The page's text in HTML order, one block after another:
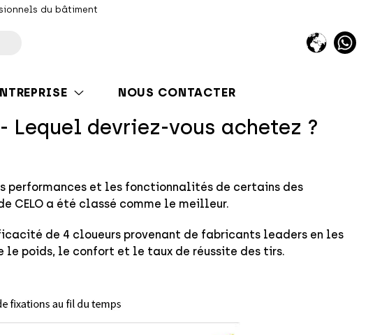
du bâtiment
NOUS CONTACTER
Lequel devriez-vous achetez ?
performances et les fonctionnalités de certains des
CELO a été classé comme le meilleur.
de 4 cloueurs provenant de fabricants leaders en les
poids, le confort et le taux de réussite des tirs.